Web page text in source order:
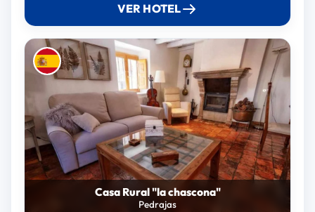
VER HOTEL
Casa Rural "la chascona"
Pedrajas